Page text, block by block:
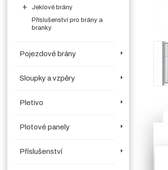
Jeklové brány
Příslušenství pro brány a
branky
Pojezdové brány
Sloupky a vzpěry
Pletivo
Plotové panely
Příslušenství